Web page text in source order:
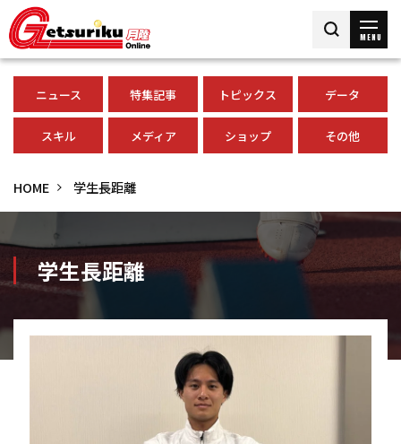
MENU
ニュース 特集記事 トピックス データ
スキル メディア ショップ その他
HOME 学生長距離
学生長距離